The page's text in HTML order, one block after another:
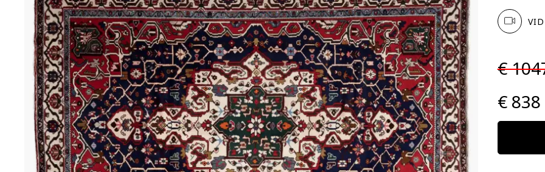
€
€ 838